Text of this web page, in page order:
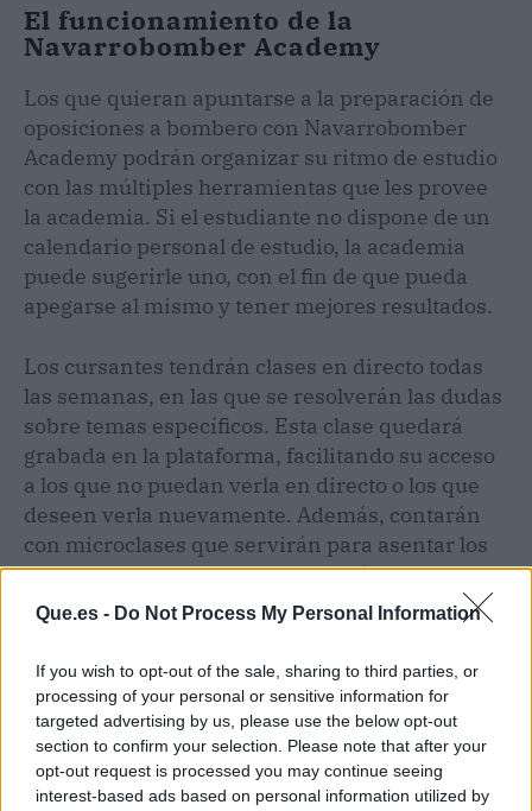
Que.es - Do Not Process My Personal Information
If you wish to opt-out of the sale, sharing to third parties, or
processing of your personal or sensitive information for
targeted advertising by us, please use the below opt-out
section to confirm your selection. Please note that after your
opt-out request is processed you may continue seeing
interest-based ads based on personal information utilized by
El funcionamiento de la
Navarrobomber Academy
Los que quieran apuntarse a la preparación de
oposiciones a bombero con Navarrobomber
Academy podrán organizar su ritmo de estudio
con las múltiples herramientas que les provee
la academia. Si el estudiante no dispone de un
calendario personal de estudio, la academia
puede sugerirle uno, con el fin de que pueda
apegarse al mismo y tener mejores resultados.
Los cursantes tendrán clases en directo todas
las semanas, en las que se resolverán las dudas
sobre temas específicos. Esta clase quedará
grabada en la plataforma, facilitando su acceso
a los que no puedan verla en directo o los que
deseen verla nuevamente. Además, contarán
con microclases que servirán para asentar los
conocimientos en diferentes temáticas. Otros
recursos disponibles incluyen nuevas clases en
herramientas dinámicas que permitan un
aprendizaje eficiente, y evitan el agotamiento
del estudiante.
Por último, los estudiantes tendrán la